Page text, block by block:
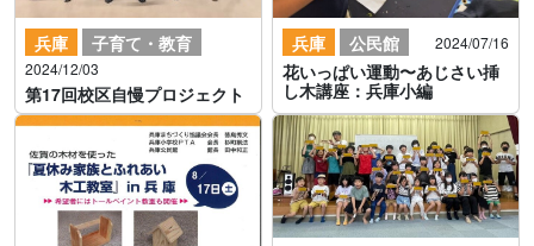
兵庫 子育て・教育
2024/12/03
第17回校区自慢プロジェクト
兵庫 公民館 2024/07/16
花いっぱい運動〜あじさい挿
し木講座：兵庫小編